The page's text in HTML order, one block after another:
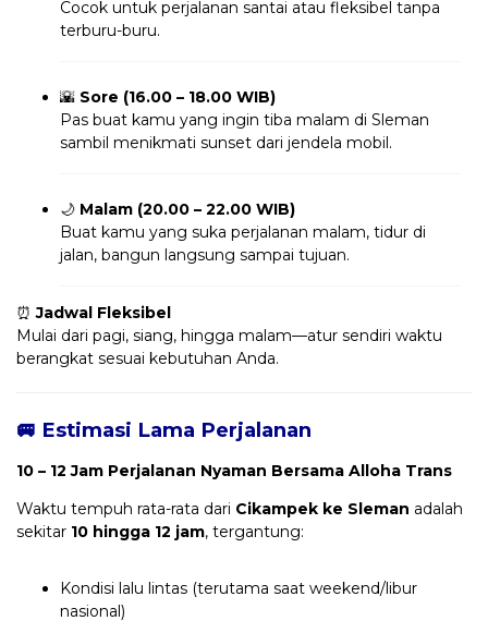
Cocok untuk perjalanan santai atau fleksibel tanpa
terburu-buru.
🌇 Sore (16.00 – 18.00 WIB)
Pas buat kamu yang ingin tiba malam di Sleman
sambil menikmati sunset dari jendela mobil.
🌙 Malam (20.00 – 22.00 WIB)
Buat kamu yang suka perjalanan malam, tidur di
jalan, bangun langsung sampai tujuan.
⏰Jadwal Fleksibel
Mulai dari pagi, siang, hingga malam—atur sendiri waktu
berangkat sesuai kebutuhan Anda.
🚐 Estimasi Lama Perjalanan
10 – 12 Jam Perjalanan Nyaman Bersama Alloha Trans
Waktu tempuh rata-rata dari Cikampek ke Sleman adalah
sekitar 10 hingga 12 jam, tergantung:
Kondisi lalu lintas (terutama saat weekend/libur
nasional)